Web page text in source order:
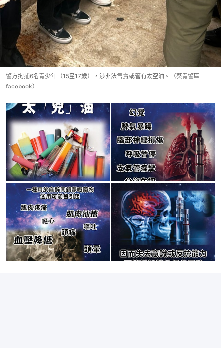
警方拘捕6名青少年（15至17歲），涉非法售賣或管有太空油。（葵青警區
facebook）